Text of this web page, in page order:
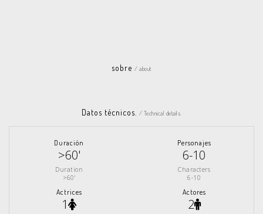
sobre/ about
Datos técnicos. / Technical details.
Duración
>60'
Duration
>60'
Personajes
6-10
Characters
6-10
Actrices
1
Actores
2